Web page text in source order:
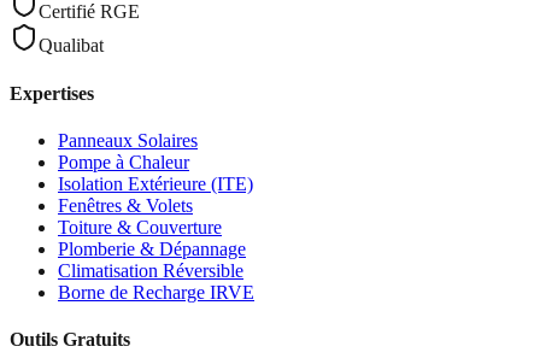
Certifié RGE
Qualibat
Expertises
Panneaux Solaires
Pompe à Chaleur
Isolation Extérieure (ITE)
Fenêtres & Volets
Toiture & Couverture
Plomberie & Dépannage
Climatisation Réversible
Borne de Recharge IRVE
Outils Gratuits